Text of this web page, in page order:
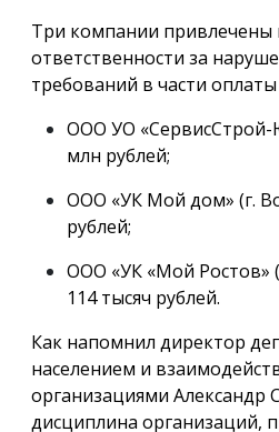
Три компании привлечены
ответственности за
требований в части
ООО УО «СервисСтрой-
млн рублей;
ООО «УК Мой дом» (г.
рублей;
ООО «УК «Мой Ростов»
114 тысяч рублей.
Как напомнил директор
населением и
организациями Александр
дисциплина организаций,